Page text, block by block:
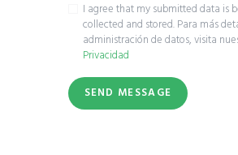
I agree that my submitted data is
collected and stored. Para más
administración de datos, visita
Privacidad
SEND MESSAGE